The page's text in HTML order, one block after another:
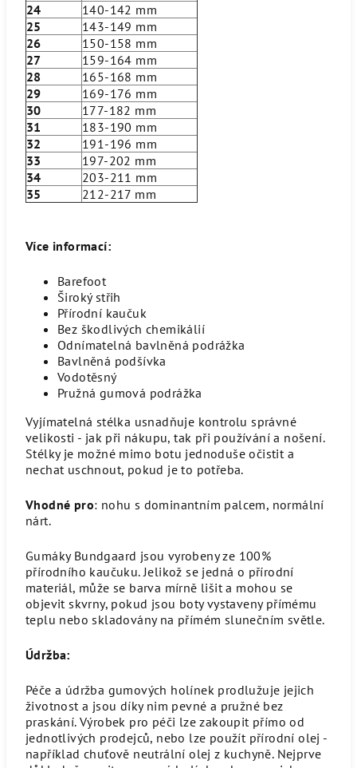
24
140-142 mm
25
143-149 mm
26
150-158 mm
27
159-164 mm
28
165-168 mm
29
169-176 mm
30
177-182 mm
31
183-190 mm
32
191-196 mm
33
197-202 mm
34
203-211 mm
35
212-217 mm
Více informací:
Barefoot
Široký střih
Přírodní kaučuk
Bez škodlivých chemikálií
Odnímatelná bavlněná podrážka
Bavlněná podšívka
Vodotěsný
Pružná gumová podrážka
Vyjímatelná stélka usnadňuje kontrolu správné
velikosti - jak při nákupu, tak při používání a nošení.
Stélky je možné mimo botu jednoduše očistit a
nechat uschnout, pokud je to potřeba.
Vhodné pro: nohu s dominantním palcem, normální
nárt.
Gumáky Bundgaard jsou vyrobeny ze 100%
přírodního kaučuku. Jelikož se jedná o přírodní
materiál, může se barva mírně lišit a mohou se
objevit skvrny, pokud jsou boty vystaveny přímému
teplu nebo skladovány na přímém slunečním světle.
Údržba:
Péče a údržba gumových holínek prodlužuje jejich
životnost a jsou díky nim pevné a pružné bez
praskání. Výrobek pro péči lze zakoupit přímo od
jednotlivých prodejců, nebo lze použít přírodní olej -
například chuťově neutrální olej z kuchyně. Nejprve